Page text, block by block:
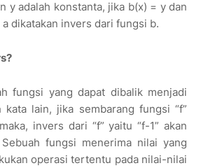
y adalah konstanta, jika b(x) = y dan
dikatakan invers dari fungsi b.
fungsi yang dapat dibalik menjadi
lain, jika sembarang fungsi “f”
invers dari “f” yaitu “f-1” akan
fungsi menerima nilai yang
operasi tertentu pada nilai-nilai